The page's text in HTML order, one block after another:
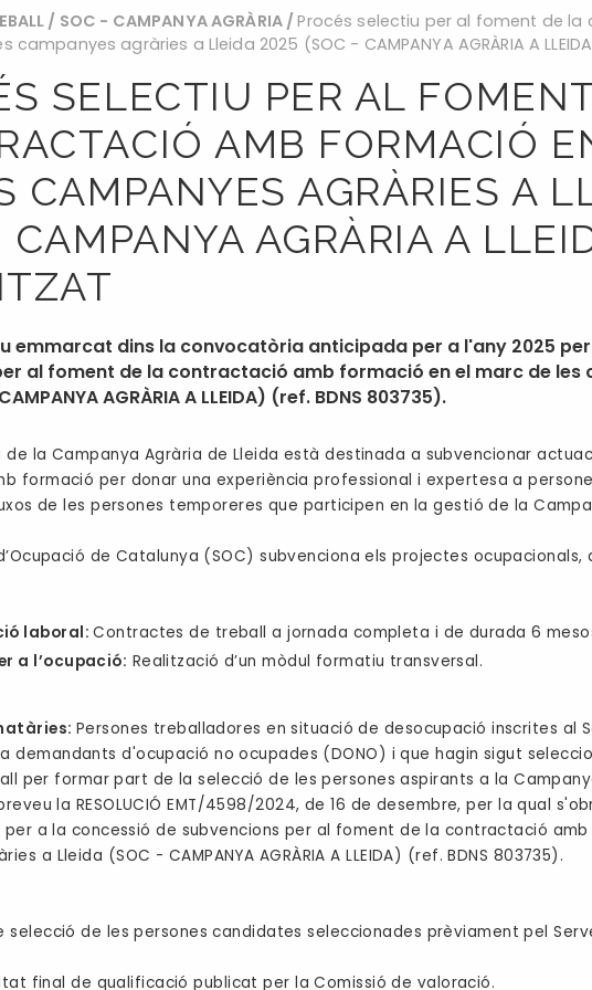
/ SOC - CAMPANYA AGRÀRIA /Procés selectiu per al foment de
campanyes agràries a Lleida 2025 (SOC - CAMPANYA AGRÀRIA A
SELECTIU PER AL
AMB FORMACIÓ
CAMPANYES AGRÀRIES A
CAMPANYA AGRÀRIA A
emmarcat dins la convocatòria anticipada per a l'any 2025
al foment de la contractació amb formació en el marc de les
AGRÀRIA A LLEIDA) (ref. BDNS 803735).
de la Campanya Agrària de Lleida està destinada a subvencionar
formació per donar una experiència professional i expertesa a
de les persones temporeres que participen en la gestió de la
de Catalunya (SOC) subvenciona els projectes
laboral:Contractes de treball a jornada completa i de durada 6
a l’ocupació: Realització d’un mòdul formatiu transversal.
Persones treballadores en situació de desocupació inscrites al
demandants d'ocupació no ocupades (DONO) i que hagin sigut
per formar part de la selecció de les persones aspirants a la
la RESOLUCIÓ EMT/4598/2024, de 16 de desembre, per la qual
per a la concessió de subvencions per al foment de la contractació
a Lleida (SOC - CAMPANYA AGRÀRIA A LLEIDA) (ref. BDNS 803735).
selecció de les persones candidates seleccionades prèviament pel
final de qualificació publicat per la Comissió de valoració.